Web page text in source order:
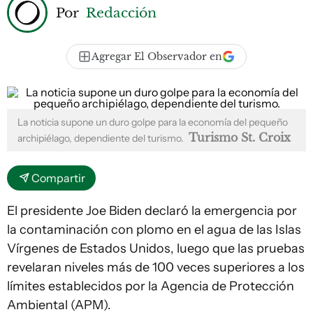
Por Redacción
Agregar El Observador en
La noticia supone un duro golpe para la economía del pequeño
archipiélago, dependiente del turismo. Turismo St. Croix
Compartir
El presidente Joe Biden declaró la emergencia por
la contaminación con plomo en el agua de las Islas
Vírgenes de Estados Unidos, luego que las pruebas
revelaran niveles más de 100 veces superiores a los
límites establecidos por la Agencia de Protección
Ambiental (APM).